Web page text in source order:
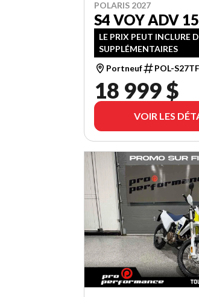
POLARIS 2027
S4 VOY ADV
LE PRIX PEUT INCLURE
SUPPLÉMENTAIRES
Portneuf
POL-
18 999 $
VOIR LES